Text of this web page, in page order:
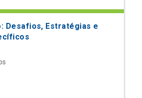
Desafios, Estratégias e